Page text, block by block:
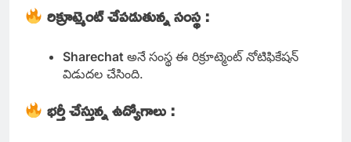
రిక్రూట్మెంట్ చేపడుతున్న సంస్థ :
Sharechat అనే సంస్థ ఈ రిక్రూట్మెంట్ నోటిఫికేషన్
విడుదల చేసింది.
భర్తీ చేస్తున్న ఉద్యోగాలు :